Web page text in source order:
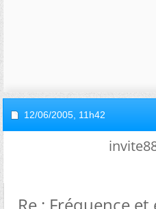
12/06/2005, 11h42